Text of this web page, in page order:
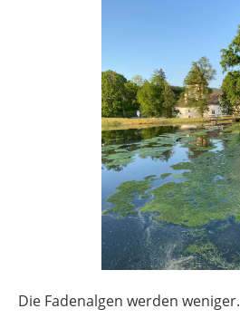
Die Fadenalgen werden weniger.